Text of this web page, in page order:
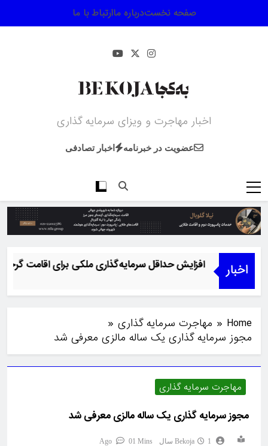
صفحه نخستدرباره ماارتباط با ما
اخبار مهاجرت و ویزای سرمایه گذاری
عضویت در خبرنامه اخبار تصادفی
اخبار افزایش حداقل سرمایه‌گذاری ملکی برای اقامت گرجستان به ۱۵۰ هزار دلار از مارس
Home
مهاجرت سرمایه گذاری
مجوز سرمایه گذاری یک ساله مالزی معرفی شد
مهاجرت سرمایه گذاری
مجوز سرمایه گذاری یک ساله مالزی معرفی شد
Bekoja 1 سال Ago 01 Mins